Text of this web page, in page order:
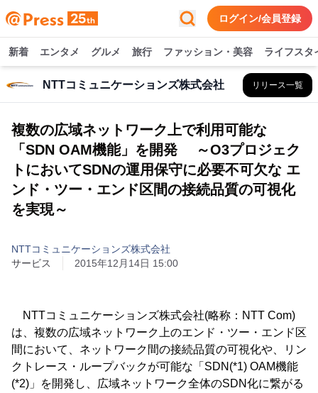
ログイン/会員登録
新着 エンタメ グルメ 旅行 ファッション・美容 ライフスタ
NTTコミュニケーションズ株式会社 リリース一覧
複数の広域ネットワーク上で利用可能な
「SDN OAM機能」を開発 ～O3プロジェク
トにおいてSDNの運用保守に必要不可欠な エ
ンド・ツー・エンド区間の接続品質の可視化
を実現～
NTTコミュニケーションズ株式会社
サービス
2015年12月14日 15:00
NTTコミュニケーションズ株式会社(略称：NTT Com)
は、複数の広域ネットワーク上のエンド・ツー・エンド区
間において、ネットワーク間の接続品質の可視化や、リン
クトレース・ループバックが可能な「SDN(*1) OAM機能
(*2)」を開発し、広域ネットワーク全体のSDN化に繋がる